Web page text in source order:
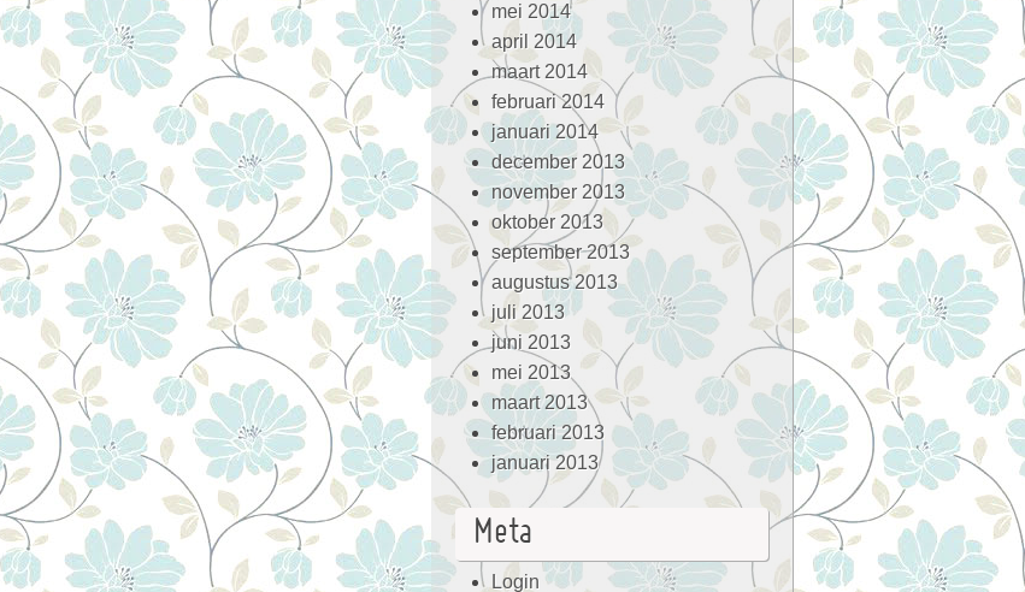
mei 2014
april 2014
maart 2014
februari 2014
januari 2014
december 2013
november 2013
oktober 2013
september 2013
augustus 2013
juli 2013
juni 2013
mei 2013
maart 2013
februari 2013
januari 2013
Meta
Login